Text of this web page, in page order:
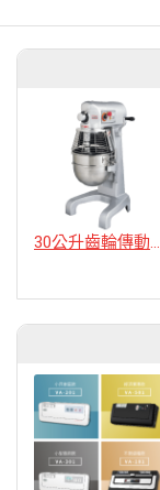
30公升齒輪傳動攪拌機